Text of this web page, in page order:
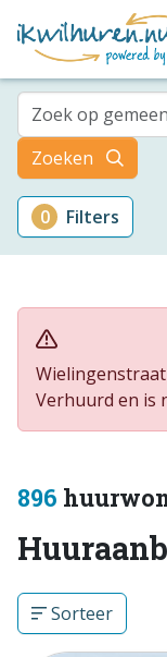
Zoek op
Zoeken
0 Filters
Wielingenstraat
Verhuurd en is
896
Sorteer